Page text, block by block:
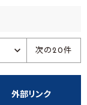
次の20件
外部リンク